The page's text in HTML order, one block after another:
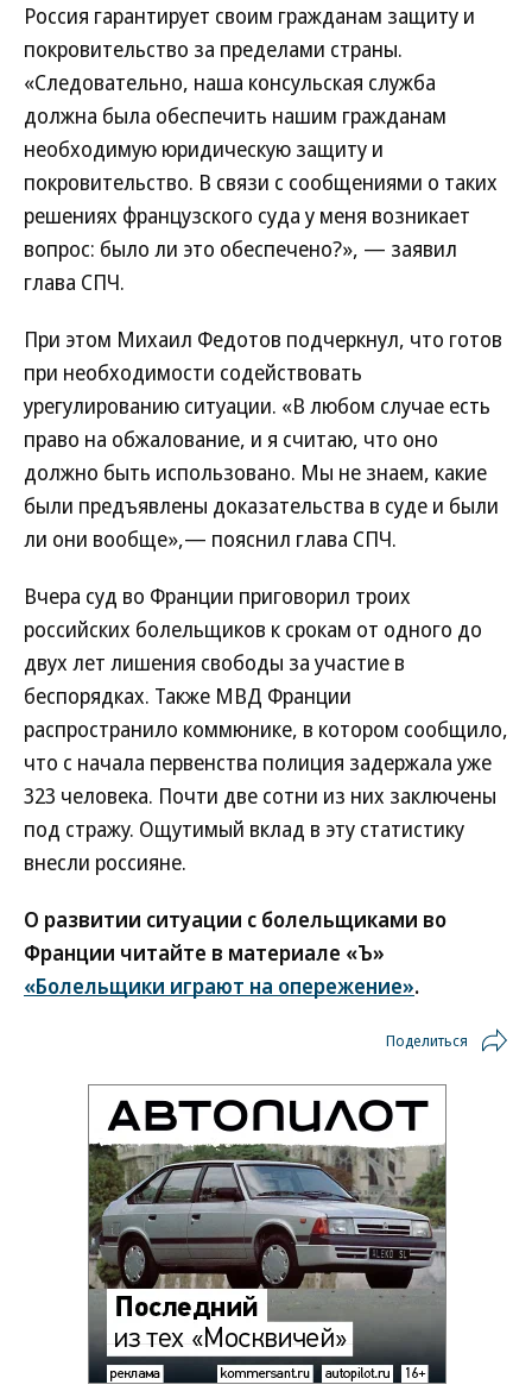
Россия гарантирует своим гражданам защиту и
покровительство за пределами страны.
«Следовательно, наша консульская служба
должна была обеспечить нашим гражданам
необходимую юридическую защиту и
покровительство. В связи с сообщениями о таких
решениях французского суда у меня возникает
вопрос: было ли это обеспечено?», — заявил
глава СПЧ.
При этом Михаил Федотов подчеркнул, что готов
при необходимости содействовать
урегулированию ситуации. «В любом случае есть
право на обжалование, и я считаю, что оно
должно быть использовано. Мы не знаем, какие
были предъявлены доказательства в суде и были
ли они вообще»,— пояснил глава СПЧ.
Вчера суд во Франции приговорил троих
российских болельщиков к срокам от одного до
двух лет лишения свободы за участие в
беспорядках. Также МВД Франции
распространило коммюнике, в котором сообщило,
что с начала первенства полиция задержала уже
323 человека. Почти две сотни из них заключены
под стражу. Ощутимый вклад в эту статистику
внесли россияне.
О развитии ситуации с болельщиками во
Франции читайте в материале «Ъ»
«Болельщики играют на опережение».
Поделиться